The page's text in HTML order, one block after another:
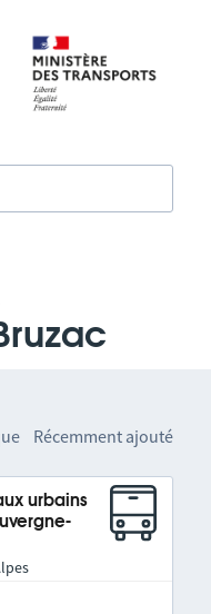
Récemment ajouté
urbains